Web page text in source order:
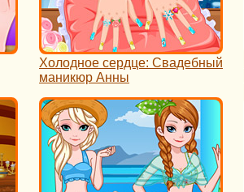
Холодное сердце: Свадебный
маникюр Анны